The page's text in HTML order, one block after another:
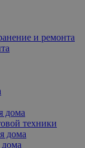
и ремонта
дома
техники
дома